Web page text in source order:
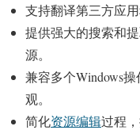
支持翻译第三方应
提供强大的搜索和
源。
兼容多个Windows
观。
简化资源编辑过程